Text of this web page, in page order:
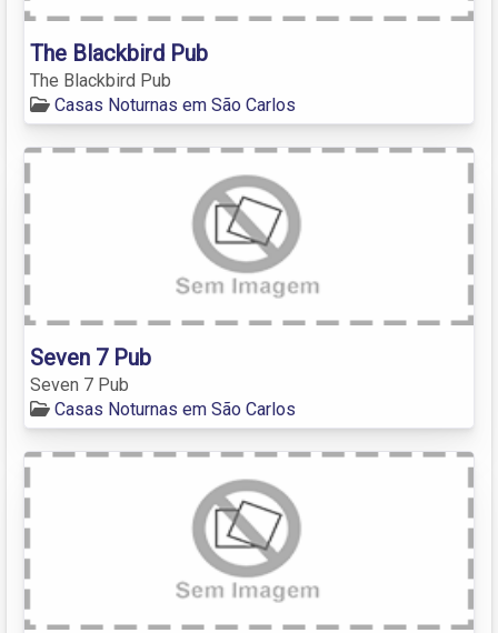
The Blackbird Pub
The Blackbird Pub
Casas Noturnas em São Carlos
Seven 7 Pub
Seven 7 Pub
Casas Noturnas em São Carlos